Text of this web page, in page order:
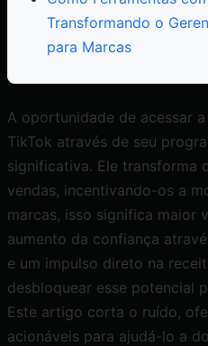
Transformando o
para Marcas
A oportunidade de acessar
TikTok através de seu
significativa. Ele transforma
vendas, incentivando-os a
marcas, isso significa maior
aumento da confiança
e um impulso direto na
desbloquear esse potencial
Este artigo corta o ruído,
acionáveis para ajudá-lo a